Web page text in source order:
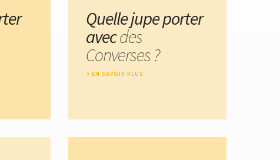
Quelle jupe porter
avecdes
Converses ?
EN SAVOIR PLUS